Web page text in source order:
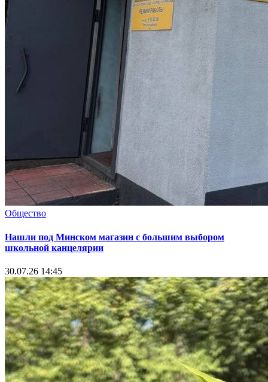
Общество
Нашли под Минском магазин с большим выбором
школьной канцелярии
30.07.26 14:45